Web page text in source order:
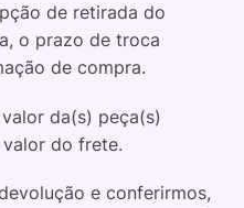
de retirada do
o prazo de troca
de compra.
da(s) peça(s)
do frete.
e conferirmos,